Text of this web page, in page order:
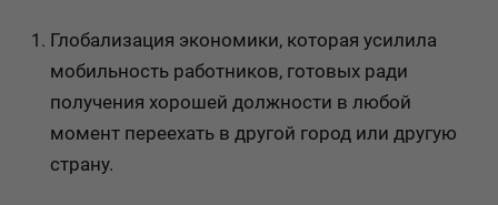
Глобализация экономики, которая усилила
мобильность работников, готовых ради
получения хорошей должности в любой
момент переехать в другой город или другую
страну.